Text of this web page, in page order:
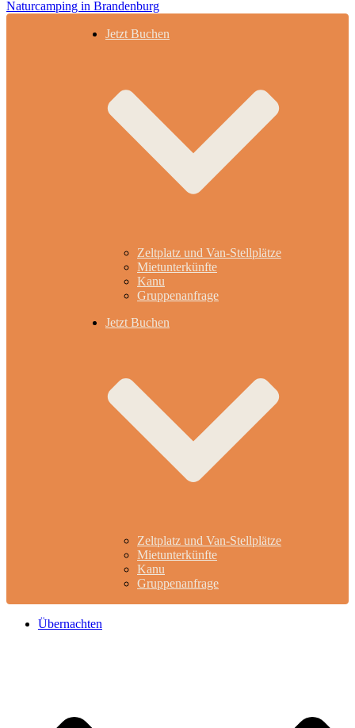
Jetzt Buchen
Zeltplatz und Van-Stellplätze
Mietunterkünfte
Kanu
Gruppenanfrage
Jetzt Buchen
Zeltplatz und Van-Stellplätze
Mietunterkünfte
Kanu
Gruppenanfrage
Übernachten